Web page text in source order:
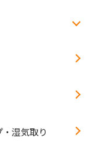
湿気取り